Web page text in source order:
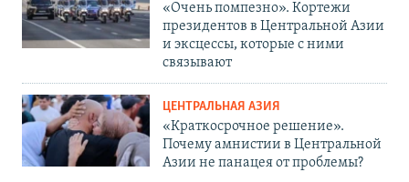
«Очень помпезно». Кортежи
президентов в Центральной Азии
и эксцессы, которые с ними
связывают
ЦЕНТРАЛЬНАЯ АЗИЯ
«Краткосрочное решение».
Почему амнистии в Центральной
Азии не панацея от проблемы?